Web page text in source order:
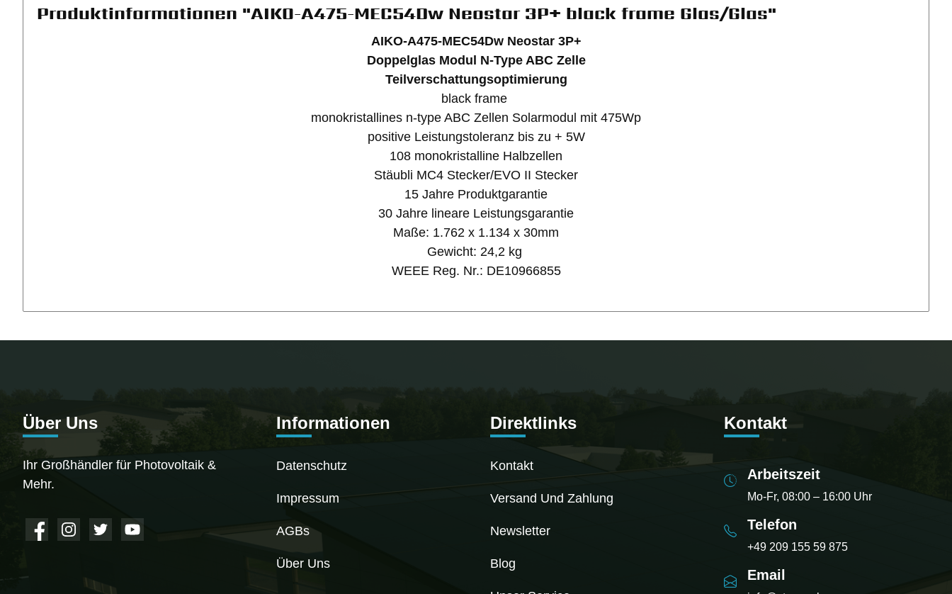
Produktinformationen "AIKO-A475-MEC54Dw Neostar 3P+ black frame Glas/Glas"
AIKO-A475-MEC54Dw Neostar 3P+
Doppelglas Modul N-Type ABC Zelle
Teilverschattungsoptimierung
black frame
monokristallines n-type ABC Zellen Solarmodul mit 475Wp
positive Leistungstoleranz bis zu + 5W
108 monokristalline Halbzellen
Stäubli MC4 Stecker/EVO II Stecker
15 Jahre Produktgarantie
30 Jahre lineare Leistungsgarantie
Maße: 1.762 x 1.134 x 30mm
Gewicht: 24,2 kg
WEEE Reg. Nr.: DE10966855
Über Uns
Ihr Großhändler für Photovoltaik &
Mehr.
Informationen
Datenschutz
Impressum
AGBs
Über Uns
Direktlinks
Kontakt
Versand Und Zahlung
Newsletter
Blog
Kontakt
Arbeitszeit
Mo-Fr, 08:00 – 16:00 Uhr
Telefon
+49 209 155 59 875
Email